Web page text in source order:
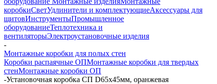
коробкиСветУдлинители и комплектующиеАксессуары для
щитовИнструментыПромышленное
оборудованиеТеплотехника и
вентиляторыЭлектроустановочные изделия
-
Монтажные коробки для полых стен
Коробки распаячные ОПМонтажные коробки для твердых
стенМонтажные коробки ОП
-Установочная коробка СП D65х45мм, оранжевая